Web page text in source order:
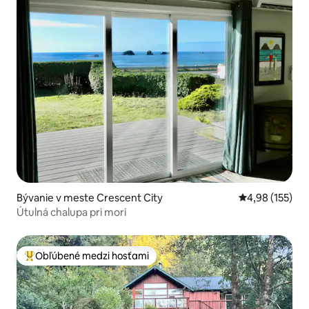
Bývanie v meste Crescent City Priemerné
4,98 (155)
Útulná chalupa pri mori
Najobľúbenejšie medzi hosťami
Obľúbené medzi hosťami